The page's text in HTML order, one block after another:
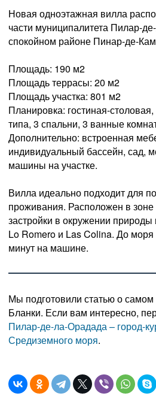
Новая одноэтажная вилла
части муниципалитета Пилар-
спокойном районе Пинар-де-
Площадь: 190 м2
Площадь террасы: 20 м2
Площадь участка: 801 м2
Планировка: гостиная-
типа, 3 спальни, 3 ванные
Дополнительно: встроенная
индивидуальный бассейн, сад,
машины на участке.
Вилла идеально подходит для
проживания. Расположен в
застройки в окружении природы
Lo Romero и Las Colina. До моря
минут на машине.
Мы подготовили статью о
Бланки. Если вам интересно,
Пилар-де-ла-Орадада – город-
Средиземного моря.